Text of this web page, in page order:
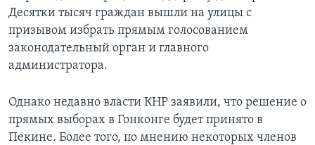
ДЕТАЛИ
НЬЮ-ЙОРК NEW YORK
АМЕРИКА. БОЛЬШОЕ ПУТЕШЕСТВИЕ
АМЕРИКАНСКИЕ ГОРОДКИ
ТЕСТЫ
УЧИМ АНГЛИЙСКИЙ
ВИДЕО
ПОДПИСКА НА НОВОСТИ
СОЦИАЛЬНЫЕ СЕТИ
Десятки тысяч граждан вышли на улицы с
призывом избрать прямым голосованием
законодательный орган и главного
администратора.
Однако недавно власти КНР заявили, что решение о
прямых выборах в Гонконге будет принято в
Пекине. Более того, по мнению некоторых членов